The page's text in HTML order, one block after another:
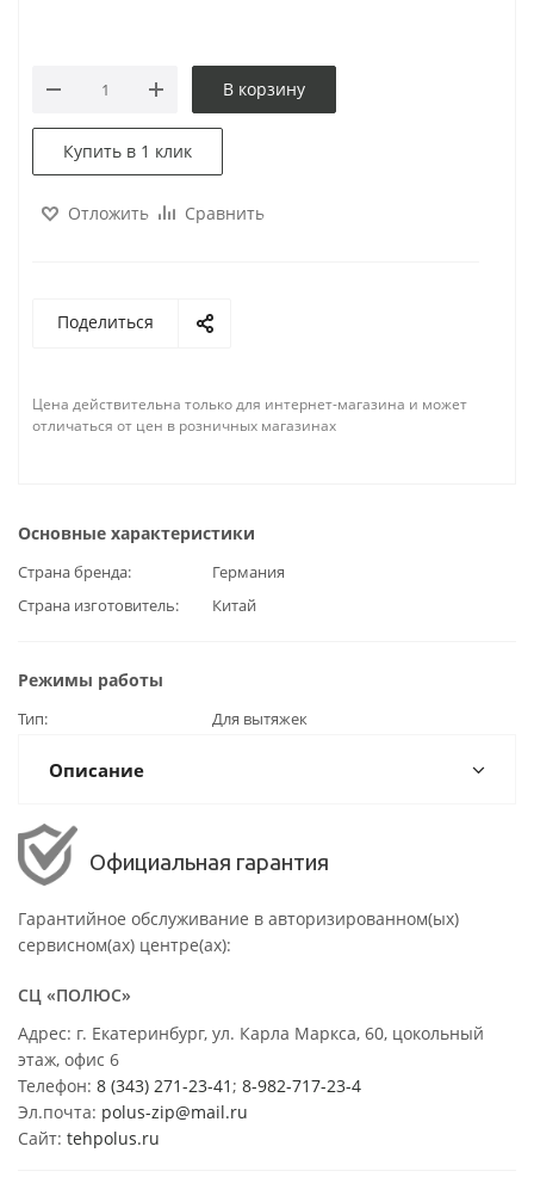
В корзину
Купить в 1 клик
Отложить Сравнить
Поделиться
Цена действительна только для интернет-магазина и может
отличаться от цен в розничных магазинах
Основные характеристики
Страна бренда
Германия
Страна изготовитель
Китай
Режимы работы
Тип Для вытяжек
Описание
Официальная гарантия
Гарантийное обслуживание в авторизированном(ых)
сервисном(ах) центре(ах):
СЦ «ПОЛЮС»
Адрес: г. Екатеринбург, ул. Карла Маркса, 60, цокольный
этаж, офис 6
Телефон: 8 (343) 271-23-41 ; 8-982-717-23-4
Эл.почта: polus-zip@mail.ru
Сайт: tehpolus.ru